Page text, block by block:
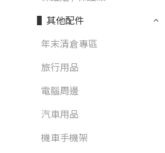
▌其他配件
年末清倉專區
旅行用品
電腦周邊
汽車用品
機車手機架